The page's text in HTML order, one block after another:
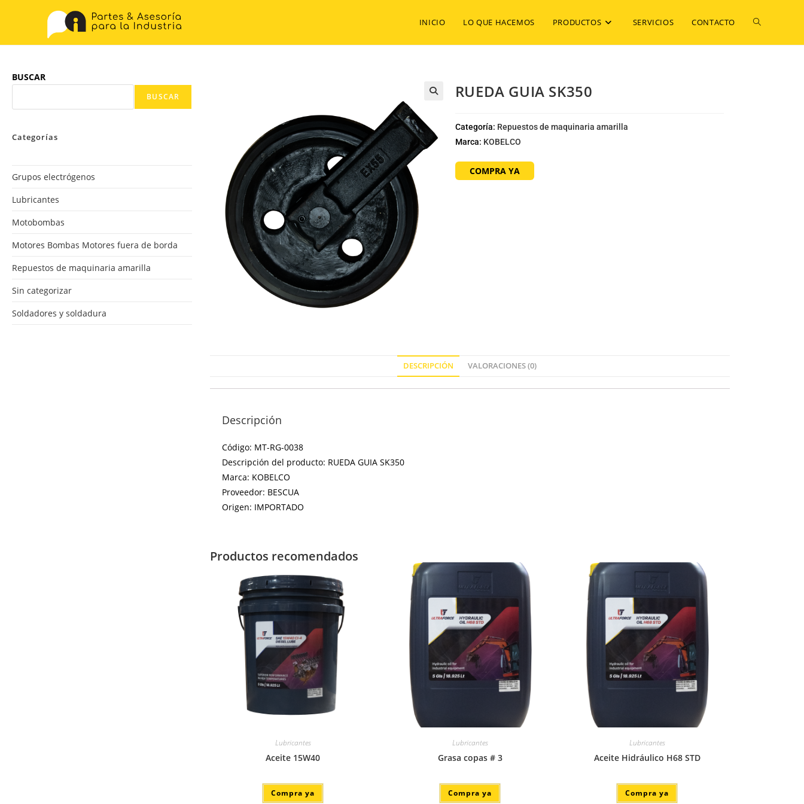
INICIO LO QUE HACEMOS PRODUCTOS SERVICIOS CONTACTO
BUSCAR
BUSCAR
Categorías
Grupos electrógenos
Lubricantes
Motobombas
Motores Bombas Motores fuera de borda
Repuestos de maquinaria amarilla
Sin categorizar
Soldadores y soldadura
RUEDA GUIA SK350
Categoría: Repuestos de maquinaria amarilla
Marca: KOBELCO
COMPRA YA
DESCRIPCIÓN VALORACIONES (0)
Descripción
Código: MT-RG-0038
Descripción del producto: RUEDA GUIA SK350
Marca: KOBELCO
Proveedor: BESCUA
Origen: IMPORTADO
Productos recomendados
Lubricantes
Aceite 15W40
Compra ya
Lubricantes
Grasa copas # 3
Compra ya
Lubricantes
Aceite Hidráulico H68 STD
Compra ya